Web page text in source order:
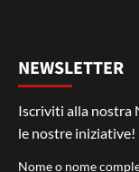
NEWSLETTER
Iscriviti alla nostra
le nostre iniziative!
Nome o nome